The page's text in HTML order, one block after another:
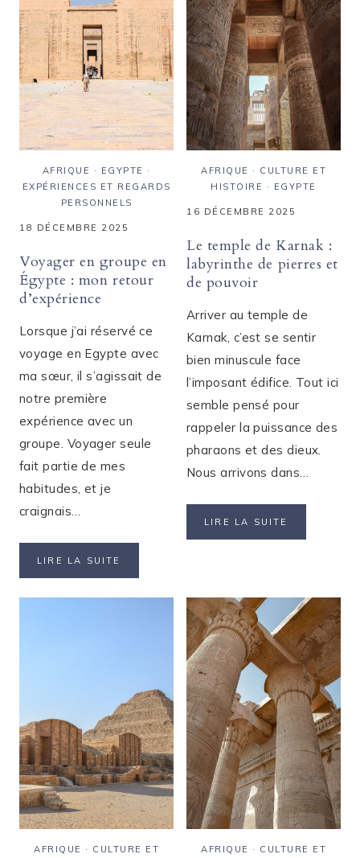
FÉMINITÉ
AUJOURD’HUI
AFRIQUE · EGYPTE ·
EXPÉRIENCES ET REGARDS
PERSONNELS
18 DÉCEMBRE 2025
Voyager en groupe en
Égypte : mon retour
d’expérience
Lorsque j’ai réservé ce
voyage en Egypte avec
ma sœur, il s’agissait de
notre première
expérience avec un
groupe. Voyager seule
fait partie de mes
habitudes, et je
craignais…
LIRE LA SUITE
D’EXPÉRIENCE
AFRIQUE · CULTURE ET
HISTOIRE · EGYPTE
16 DÉCEMBRE 2025
Le temple de Karnak :
labyrinthe de pierres et
de pouvoir
Arriver au temple de
Karnak, c’est se sentir
bien minuscule face
l’imposant édifice. Tout ici
semble pensé pour
rappeler la puissance des
pharaons et des dieux.
Nous arrivons dans…
LIRE LA SUITE
DE
PIERRES
ET
DE
POUVOIR
AFRIQUE · CULTURE ET AFRIQUE · CULTURE ET